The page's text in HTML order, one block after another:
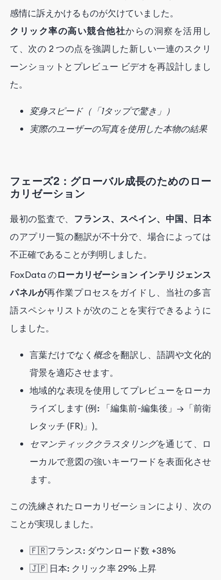
感情に訴えかけるものが欠けていました。
クリック率の高い競合他社からの洞察を活用し
て、次の 2 つの点を強調した新しい一連のスクリ
ーンショットとプレビュー ビデオを再設計しまし
た。
変身スピード（「1タップで驚き」）
実際のユーザーの写真を使用した本物の結果
フェーズ2：グローバル成長のためのロー
カリゼーション
最初の監査で、 フランス、スペイン、中国、日本
のアプリ一覧の翻訳が不十分で、場合によっては
不正確であることが判明しました。
FoxData のローカリゼーション インテリジェンス
パネルが再作業プロセスをガイドし、当社の多言
語スペシャリストが次のことを実行できるように
しました。
言葉だけでなく 概念を翻訳し、語調や文化的
背景を適応させます。
地域的な表現を使用してプレビューをローカ
ライズします (例: 「編集前-編集後」→「前衛
レタッチ (FR)」)。
セマンティッククラスタリングを通じて、ロ
ーカルで意図の強いキーワードを表面化させ
ます。
この洗練されたローカリゼーションにより、次の
ことが実現しました。
🇫🇷フランス: ダウンロード数 +38%
🇯🇵 日本: クリック率 29% 上昇